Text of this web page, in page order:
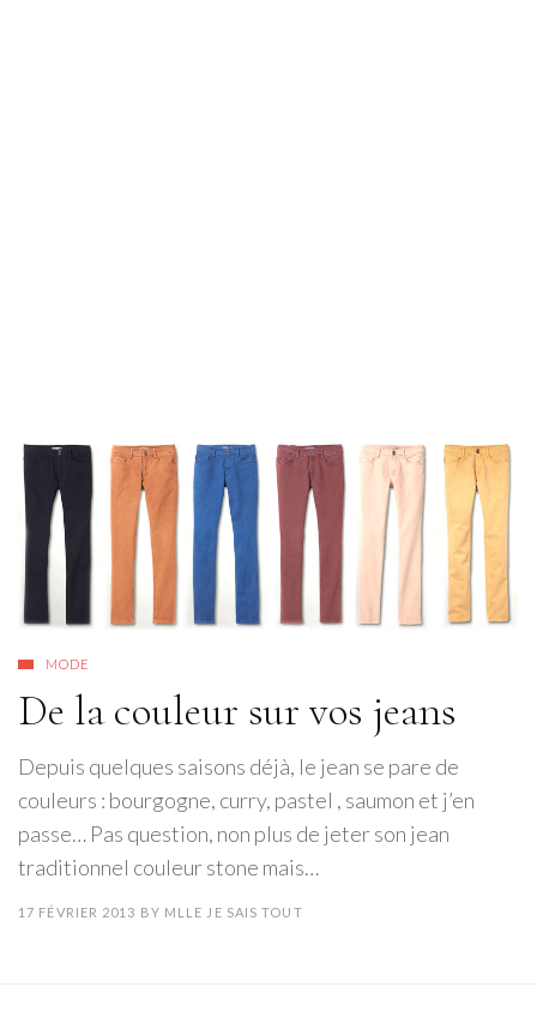
MODE
De la couleur sur vos jeans
Depuis quelques saisons déjà, le jean se pare de
couleurs : bourgogne, curry, pastel , saumon et j’en
passe… Pas question, non plus de jeter son jean
traditionnel couleur stone mais…
17 FÉVRIER 2013 BY MLLE JE SAIS TOUT